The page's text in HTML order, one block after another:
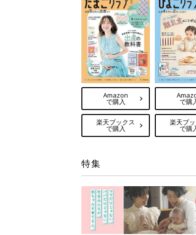
Amazon
で購入
楽天ブックス
で購入
で購
楽天ブ
で購
特集